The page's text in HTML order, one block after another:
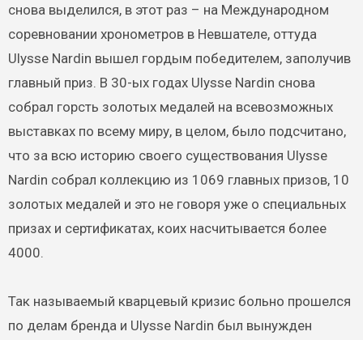
снова выделился, в этот раз – на Международном
соревновании хронометров в Невшателе, оттуда
Ulysse Nardin вышел гордым победителем, заполучив
главный приз. В 30-ых годах Ulysse Nardin снова
собрал горсть золотых медалей на всевозможных
выставках по всему миру, в целом, было подсчитано,
что за всю историю своего существования Ulysse
Nardin собрал коллекцию из 1069 главных призов, 10
золотых медалей и это не говоря уже о специальных
призах и сертификатах, коих насчитывается более
4000.
Так называемый кварцевый кризис больно прошелся
по делам бренда и Ulysse Nardin был вынужден